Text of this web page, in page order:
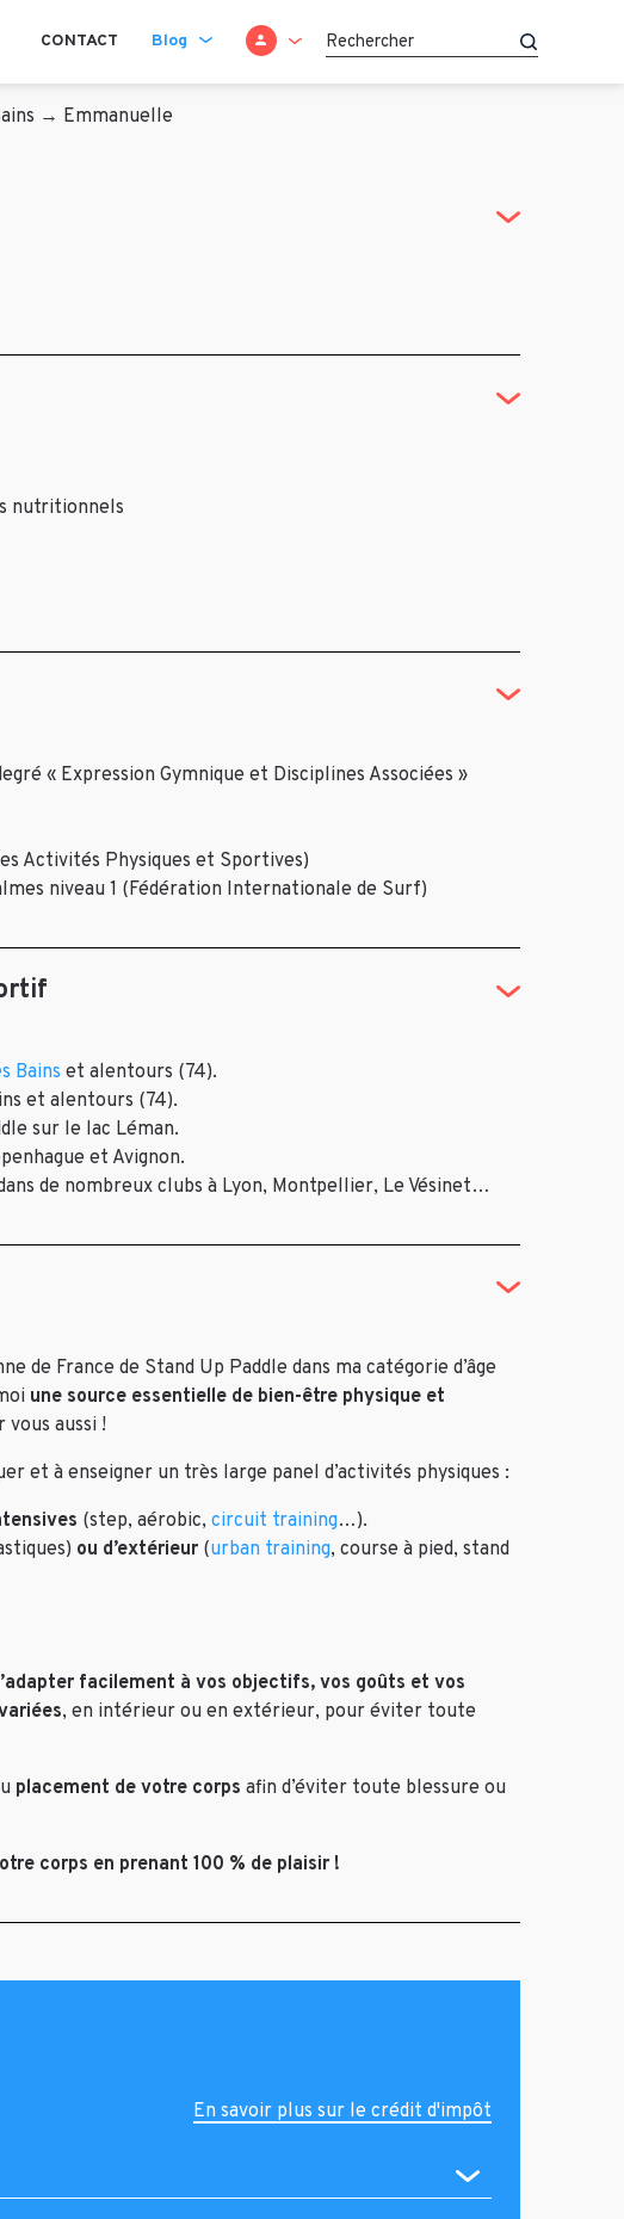
CONTACT Blog SE CONNECTER
→ Emmanuelle
nutritionnels
« Expression Gymnique et Disciplines Associées »
Activités Physiques et Sportives)
niveau 1 (Fédération Internationale de Surf)
Bains et alentours (74).
et alentours (74).
sur le lac Léman.
et Avignon.
de nombreux clubs à Lyon, Montpellier, Le Vésinet…
de France de Stand Up Paddle dans ma catégorie d’âge
une source essentielle de bien-être physique et
vous aussi !
et à enseigner un très large panel d’activités physiques :
(step, aérobic, circuit training…).
ou d’extérieur (urban training, course à pied, stand
facilement à vos objectifs, vos goûts et vos
, en intérieur ou en extérieur, pour éviter toute
placement de votre corps afin d’éviter toute blessure ou
corps en prenant 100 % de plaisir !
En savoir plus sur le crédit d'impôt